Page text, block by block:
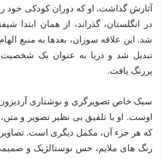
آثارش گذاشت. او که دوران کودکی خود
در انگلستان، گذراند، از همان ابتدا
شد. این علاقه سوزان، بعدها به منبع
تبدیل شد و دریا به عنوان یک
پررنگ یافت.
سبک خاص تصویرگری و نوشتاری
اوست. او با تلفیق بی نظیر تصویر و
که هر جزء آن، مکمل دیگری است.
رنگ های ملایم، حس نوستالژیک و